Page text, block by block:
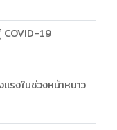
COVID-19
รงในช่วงหน้าหนาว